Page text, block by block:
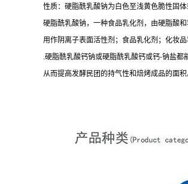
性质：硬脂酰乳酸钠为白色至浅黄色脆性固
硬脂酰乳酸钠，一种食品乳化剂，由硬脂酸
用作阴离子表面活性剂；食品乳化剂；化妆品
.硬脂酰乳酸钙钠或硬脂酰乳酸钙或钙-钠盐
从而提高发酵民团的持气性和焙烤成品的面积